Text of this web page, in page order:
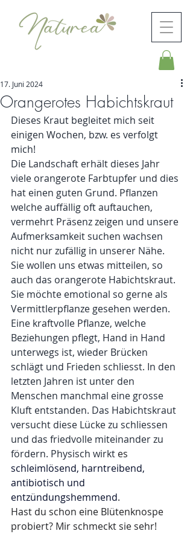
Orangerotes Habichtskraut
17. Juni 2024
Dieses Kraut begleitet mich seit
einigen Wochen, bzw. es verfolgt
mich!
Die Landschaft erhält dieses Jahr
viele orangerote Farbtupfer und dies
hat einen guten Grund. Pflanzen
welche auffällig oft auftauchen,
vermehrt Präsenz zeigen und unsere
Aufmerksamkeit suchen wachsen
nicht nur zufällig in unserer Nähe.
Sie wollen uns etwas mitteilen, so
auch das orangerote Habichtskraut.
Sie möchte emotional so gerne als
Vermittlerpflanze gesehen werden.
Eine kraftvolle Pflanze, welche
Beziehungen pflegt, Hand in Hand
unterwegs ist, wieder Brücken
schlägt und Frieden schliesst. In den
letzten Jahren ist unter den
Menschen manchmal eine grosse
Kluft entstanden. Das Habichtskraut
versucht diese Lücke zu schliessen
und das friedvolle miteinander zu
fördern. Physisch wirkt es
schleimlösend, harntreibend,
antibiotisch und
entzündungshemmend.
Hast du schon eine Blütenknospe
probiert? Mir schmeckt sie sehr!